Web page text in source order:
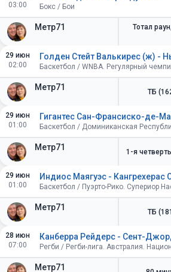
03:00
Метр71
Бокс / Бои
Тотал
29 июн
02:00
Метр71
Баскетбол / WNBA. Регулярный
ТБ
29 июн
01:00
Метр71 1-я
29 июн
01:00
Метр71
Индиос Маягуэс - Кангрехерас
ТБ
28 июн
07:00
Метр71
Канберра Рейдерс - Сент-